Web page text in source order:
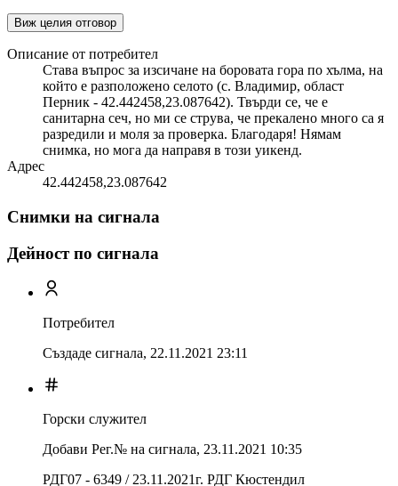
Виж целия отговор
Описание от потребител
Става въпрос за изсичане на боровата гора по хълма, на
който е разположено селото (с. Владимир, област
Перник - 42.442458,23.087642). Твърди се, че е
санитарна сеч, но ми се струва, че прекалено много са я
разредили и моля за проверка. Благодаря! Нямам
снимка, но мога да направя в този уикенд.
Адрес
42.442458,23.087642
Снимки на сигнала
Дейност по сигнала
Потребител
Създаде сигнала, 22.11.2021 23:11
Горски служител
Добави Рег.№ на сигнала, 23.11.2021 10:35
РДГ07 - 6349 / 23.11.2021г. РДГ Кюстендил